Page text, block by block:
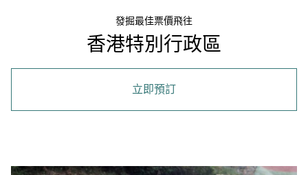
發掘最佳票價飛往
香港特別行政區
立即預訂